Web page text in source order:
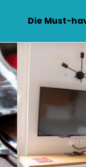
Die Must-